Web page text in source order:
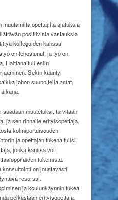
muutamilta opettajilta ajatuksia
positiivisia vastauksia
kollegoiden kanssa
on tehostunut, ja työ on
Haittana tuli esiin
Sekin kääntyi
johon suunnitella asiat,
muutetuksi, tarvitaan
ja sen rinnalle erityisopettaja.
kolmiportaisuuden
ja opettajan tukena tulisi
jonka kanssa voi
oppilaiden tukemista.
on joustavasti
resurssi.
ja koulunkäynnin tukea
pelkästään erityisopettaja.